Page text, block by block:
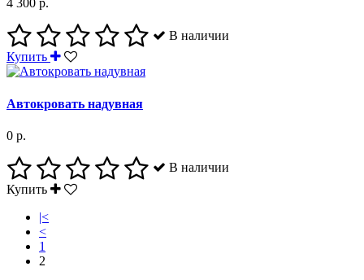
4 300 р.
В наличии
Купить
Автокровать надувная
0 р.
В наличии
Купить
|<
<
1
2